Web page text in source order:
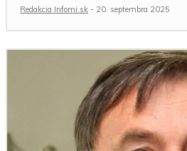
Redakcia Infomi.sk - 20. septembra 2025